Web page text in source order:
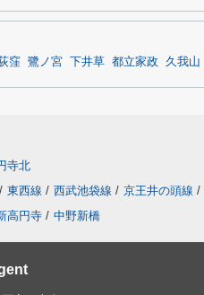
窪 鷺ノ宮 下井草 都立家政 久我山
寺北
/ 東西線 / 西武池袋線 / 京王井の頭線 /
高円寺 / 中野新橋